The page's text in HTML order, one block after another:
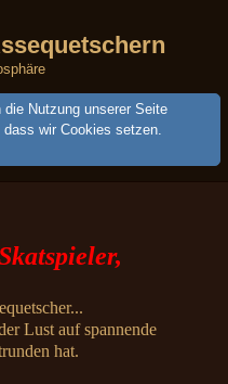
Nutzung unserer Seite
wir Cookies setzen.
Lust auf spannende
hat.